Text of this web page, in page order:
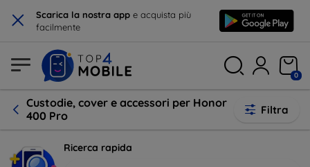
× Scarica la nostra app e acquista più
facilmente
0
Custodie, cover e accessori per Honor
400 Pro
Filtra
Ricerca rapida